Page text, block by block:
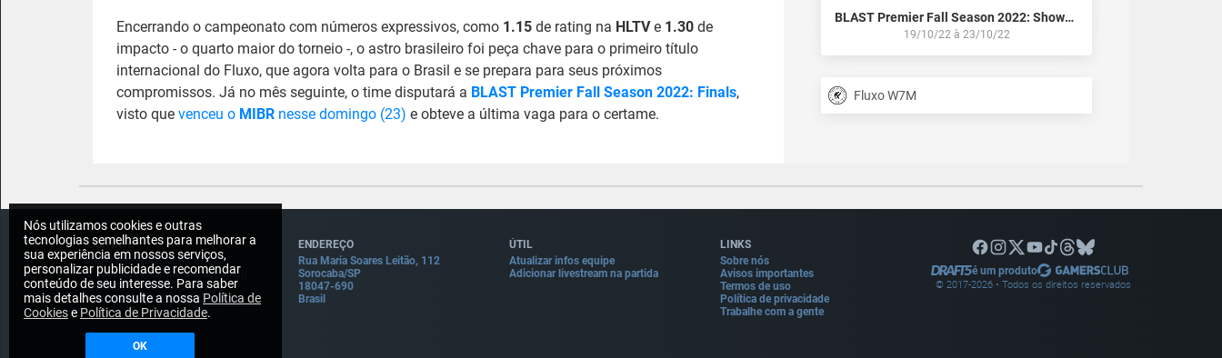
Nós utilizamos cookies e outras
tecnologias semelhantes para melhorar a
sua experiência em nossos serviços,
personalizar publicidade e recomendar
conteúdo de seu interesse. Para saber
mais detalhes consulte a nossa Política de
Cookiese Política de Privacidade.
OK
Encerrando o campeonato com números expressivos, como 1.15 de rating na HLTVe 1.30 de
impacto - o quarto maior do torneio -, o astro brasileiro foi peça chave para o primeiro título
internacional do Fluxo, que agora volta para o Brasil e se prepara para seus próximos
compromissos. Já no mês seguinte, o time disputará a BLAST Premier Fall Season 2022: Finals,
visto que venceu o MIBR nesse domingo (23) e obteve a última vaga para o certame.
BLAST Premier Fall Season 2022: Showdown
19/10/22à 23/10/22
Fluxo W7M
CONTATO
Imprensa: press@draft5.gg
Pauta: sugestaopauta@draft5.gg
Contato: contato@draft5.gg
Comercial: comercial@draft5.gg
ENDEREÇO
Rua Maria Soares Leitão, 112
Sorocaba/SP
18047-690
Brasil
ÚTIL
Atualizar infos equipe
Adicionar livestream na partida
LINKS
Sobre nós
Avisos importantes
Termos de uso
Política de privacidade
Trabalhe com a gente
é um produto
© 2017-2026• Todos os direitos reservados